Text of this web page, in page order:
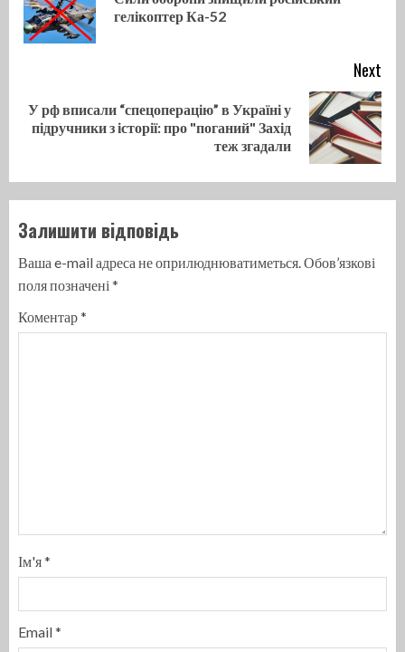
гелікоптер Ка-52
Next
Next
У рф вписали “спецоперацію” в Україні у
підручники з історії: про "поганий" Захід
теж згадали
Залишити відповідь
Ваша e-mail адреса не оприлюднюватиметься.Обов’язкові
поля позначені *
Коментар*
Ім'я*
Email*